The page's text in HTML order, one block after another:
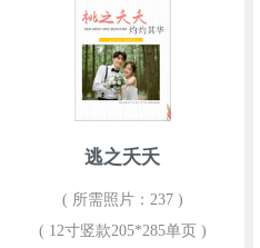
逃之夭夭
( 所需照片：237 )
( 12寸竖款205*285单页 )